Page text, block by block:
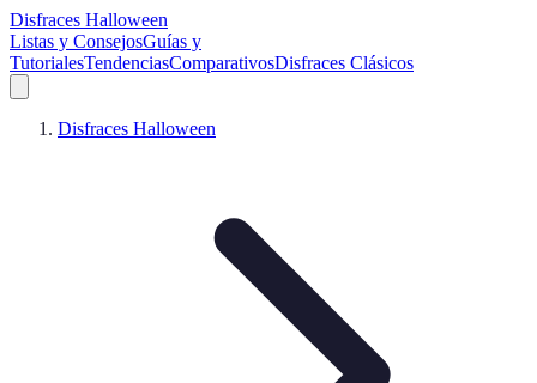
Disfraces Halloween
Listas y ConsejosGuías y
TutorialesTendenciasComparativosDisfraces Clásicos
Disfraces Halloween